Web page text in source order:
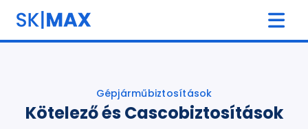
Gépjárműbiztosítások
Kötelező és Cascobiztosítások